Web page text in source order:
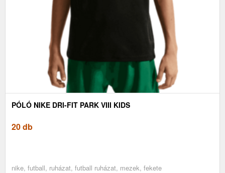
PÓLÓ NIKE DRI-FIT PARK VIII KIDS
20 db
nike, futball, ruházat, futball ruházat, mezek, fekete